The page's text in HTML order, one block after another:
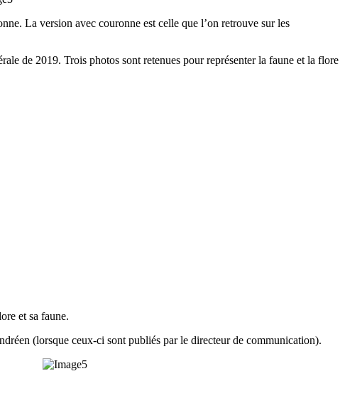
La version avec couronne est celle que l’on retrouve sur les
de 2019. Trois photos sont retenues pour représenter la faune et la flore
et sa faune.
(lorsque ceux-ci sont publiés par le directeur de communication).